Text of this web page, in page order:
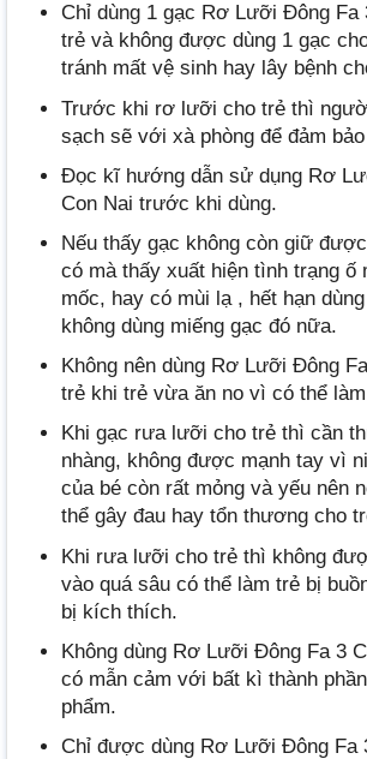
Chỉ dùng 1 gạc Rơ Lưỡi Đông Fa
trẻ và không được dùng 1 gạc
tránh mất vệ sinh hay lây bệnh
Trước khi rơ lưỡi cho trẻ thì
sạch sẽ với xà phòng để đảm
Đọc kĩ hướng dẫn sử dụng Rơ
Con Nai trước khi dùng.
Nếu thấy gạc không còn giữ
có mà thấy xuất hiện tình trạng ố
mốc, hay có mùi lạ , hết hạn
không dùng miếng gạc đó nữa.
Không nên dùng Rơ Lưỡi Đông
trẻ khi trẻ vừa ăn no vì có thể
Khi gạc rưa lưỡi cho trẻ thì cần
nhàng, không được mạnh tay vì
của bé còn rất mỏng và yếu nên
thể gây đau hay tổn thương cho
Khi rưa lưỡi cho trẻ thì không
vào quá sâu có thể làm trẻ bị
bị kích thích.
Không dùng Rơ Lưỡi Đông Fa 3
có mẫn cảm với bất kì thành
phẩm.
Chỉ được dùng Rơ Lưỡi Đông Fa